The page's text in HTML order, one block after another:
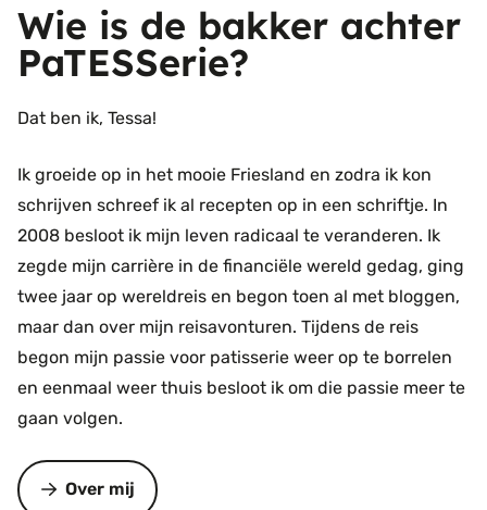
Wie is de bakker achter
PaTESSerie?
Dat ben ik, Tessa!
Ik groeide op in het mooie Friesland en zodra ik kon
schrijven schreef ik al recepten op in een schriftje. In
2008 besloot ik mijn leven radicaal te veranderen. Ik
zegde mijn carrière in de financiële wereld gedag, ging
twee jaar op wereldreis en begon toen al met bloggen,
maar dan over mijn reisavonturen. Tijdens de reis
begon mijn passie voor patisserie weer op te borrelen
en eenmaal weer thuis besloot ik om die passie meer te
gaan volgen.
Over mij